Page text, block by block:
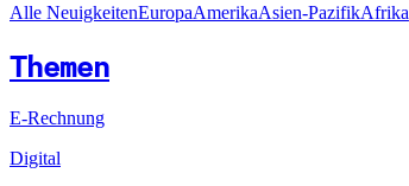
Alle NeuigkeitenEuropaAmerikaAsien-PazifikAfrika
Themen
E-Rechnung
Digital